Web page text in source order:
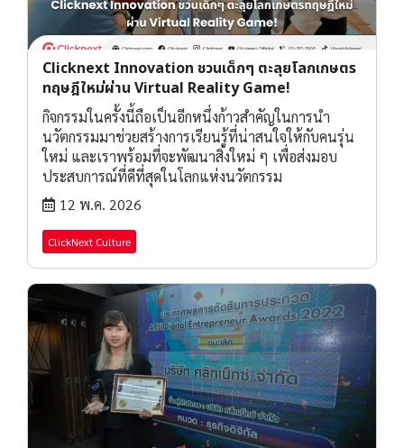
Clicknext Innovation ชวนเด็กๆ ตะลุยโลกเกษตร
ทฤษฎีใหม่ผ่าน Virtual Reality Game!
กิจกรรมในครั้งนี้ถือเป็นอีกหนึ่งก้าวสำคัญในการนำ
นวัตกรรมมาช่วยสร้างการเรียนรู้ที่น่าสนใจให้กับคนรุ่น
ใหม่ และเราพร้อมที่จะพัฒนาสิ่งใหม่ ๆ เพื่อส่งมอบ
ประสบการณ์ที่ดีที่สุดในโลกแห่งนวัตกรรม
12 พ.ค. 2026
ClickNext Culture